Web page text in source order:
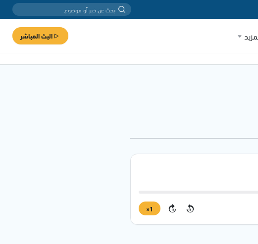
البث المباشر
15
15
1×